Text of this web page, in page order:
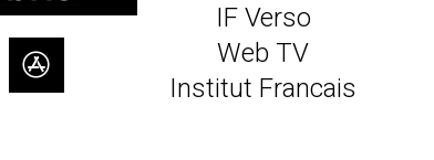
IF Verso
Web TV
Institut Francais